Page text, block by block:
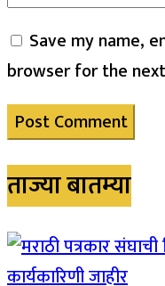
Save my name,
browser for the
ताज्या बातम्या